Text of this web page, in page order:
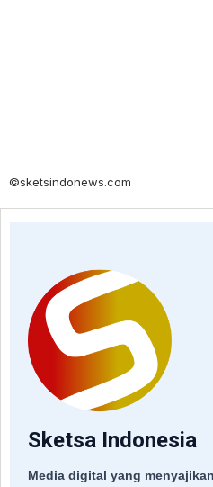
©sketsindonews.com
Sketsa Indonesia
Media digital yang